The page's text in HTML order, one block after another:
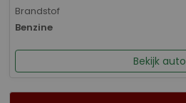
Brandstof
Benzine
Bekijk auto